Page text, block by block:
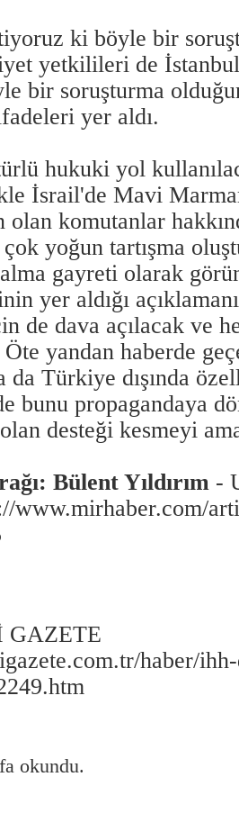
ki böyle bir
yetkilileri de
bir soruşturma
yer aldı.
hukuki yol
İsrail'de Mavi
olan komutanlar
yoğun tartışma
alma gayreti olarak
yer aldığı
de dava açılacak ve
yandan haberde
da Türkiye dışında
bunu propagandaya
desteği kesmeyi
Bülent Yıldırım -
www.mirhaber.com/
GAZETE
haber/
okundu.